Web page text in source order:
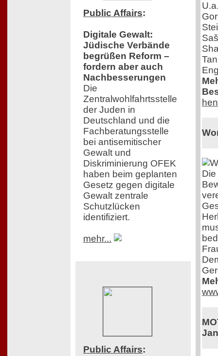
Public Affairs:
Digitale Gewalt:
Jüdische Verbände
begrüßen Reform –
fordern aber auch
Nachbesserungen
Die
Zentralwohlfahrtsstelle
der Juden in
Deutschland und die
Fachberatungsstelle
bei antisemitischer
Gewalt und
Diskriminierung OFEK
haben beim geplanten
Gesetz gegen digitale
Gewalt zentrale
Schutzlücken
identifiziert.
mehr...
Public Affairs: